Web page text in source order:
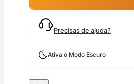
Precisas de ajuda?
Ativa o Modo Escuro